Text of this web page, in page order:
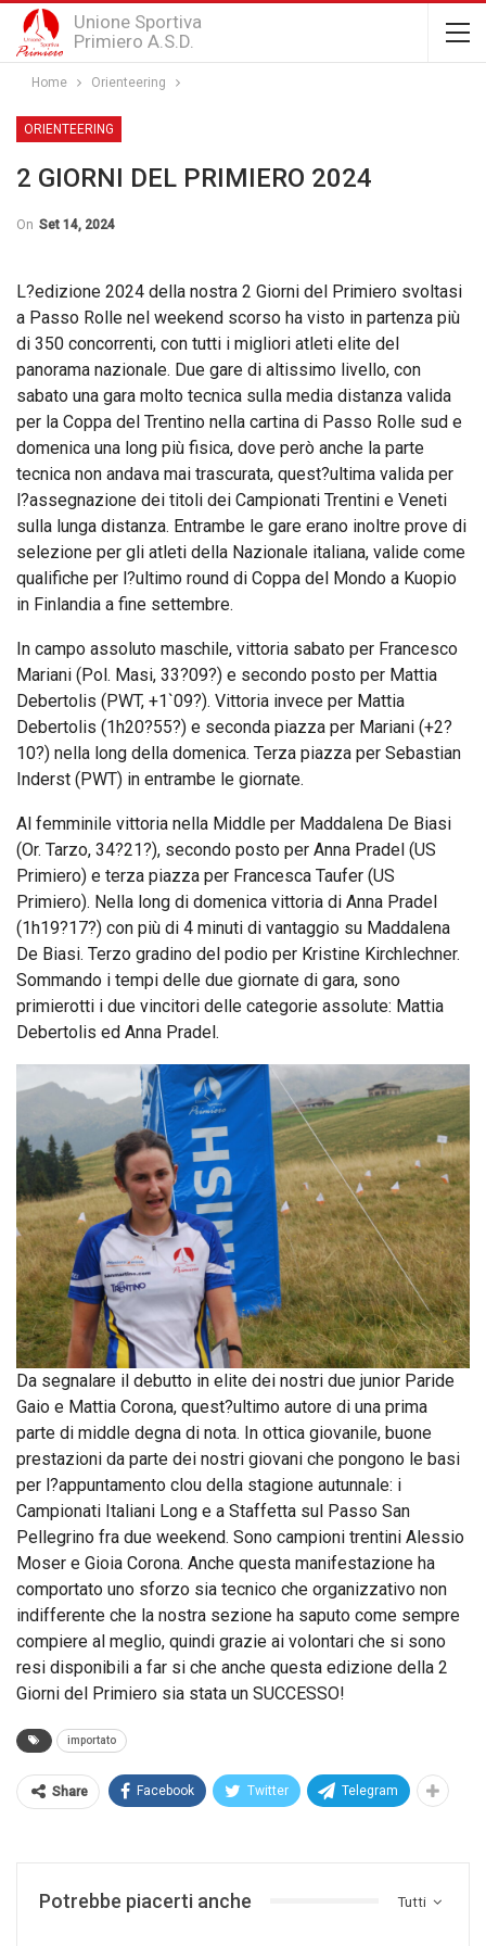
Unione Sportiva
Primiero A.S.D.
Home Orienteering
ORIENTEERING
2 GIORNI DEL PRIMIERO 2024
On Set 14, 2024
L?edizione 2024 della nostra 2 Giorni del Primiero svoltasi
a Passo Rolle nel weekend scorso ha visto in partenza più
di 350 concorrenti, con tutti i migliori atleti elite del
panorama nazionale. Due gare di altissimo livello, con
sabato una gara molto tecnica sulla media distanza valida
per la Coppa del Trentino nella cartina di Passo Rolle sud e
domenica una long più fisica, dove però anche la parte
tecnica non andava mai trascurata, quest?ultima valida per
l?assegnazione dei titoli dei Campionati Trentini e Veneti
sulla lunga distanza. Entrambe le gare erano inoltre prove di
selezione per gli atleti della Nazionale italiana, valide come
qualifiche per l?ultimo round di Coppa del Mondo a Kuopio
in Finlandia a fine settembre.
In campo assoluto maschile, vittoria sabato per Francesco
Mariani (Pol. Masi, 33?09?) e secondo posto per Mattia
Debertolis (PWT, +1`09?). Vittoria invece per Mattia
Debertolis (1h20?55?) e seconda piazza per Mariani (+2?
10?) nella long della domenica. Terza piazza per Sebastian
Inderst (PWT) in entrambe le giornate.
Al femminile vittoria nella Middle per Maddalena De Biasi
(Or. Tarzo, 34?21?), secondo posto per Anna Pradel (US
Primiero) e terza piazza per Francesca Taufer (US
Primiero). Nella long di domenica vittoria di Anna Pradel
(1h19?17?) con più di 4 minuti di vantaggio su Maddalena
De Biasi. Terzo gradino del podio per Kristine Kirchlechner.
Sommando i tempi delle due giornate di gara, sono
primierotti i due vincitori delle categorie assolute: Mattia
Debertolis ed Anna Pradel.
Da segnalare il debutto in elite dei nostri due junior Paride
Gaio e Mattia Corona, quest?ultimo autore di una prima
parte di middle degna di nota. In ottica giovanile, buone
prestazioni da parte dei nostri giovani che pongono le basi
per l?appuntamento clou della stagione autunnale: i
Campionati Italiani Long e a Staffetta sul Passo San
Pellegrino fra due weekend. Sono campioni trentini Alessio
Moser e Gioia Corona. Anche questa manifestazione ha
comportato uno sforzo sia tecnico che organizzativo non
indifferente che la nostra sezione ha saputo come sempre
compiere al meglio, quindi grazie ai volontari che si sono
resi disponibili a far si che anche questa edizione della 2
Giorni del Primiero sia stata un SUCCESSO!
importato
Share Facebook Twitter Telegram
Tutti
Potrebbe piacerti anche